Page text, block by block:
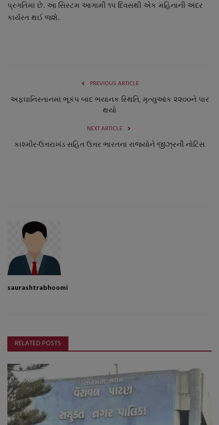
પ્રગતિમાં છે. આ સિસ્ટમ આગામી ૧૫ દિવસથી એક મહિનાની અંદર
કાર્યરત થઈ જશે.
PREVIOUS ARTICLE
અફઘાનિસ્તાનમાં ભૂકંપ બાદ ભયાનક સ્થિતિ, મૃત્યુઆંક ૨૨૦૦ને પાર
થયો
NEXT ARTICLE
કાશ્મીર-ઉત્તરાખંડ સહિત ઉત્તર ભારતના રાજ્યોને જીઝ્રની નોટિસ
saurashtrabhoomi
RELATED POSTS